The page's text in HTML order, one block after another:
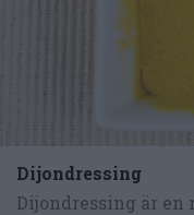
Dijondressing
Dijondressing är en